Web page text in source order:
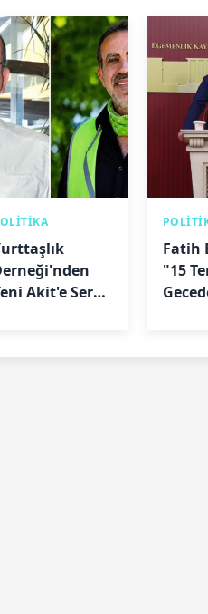
Akit'e Sert
Fatih
"15